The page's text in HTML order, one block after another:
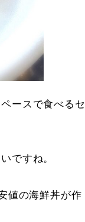
ースで食べるセ
ですね。
値の海鮮丼が作